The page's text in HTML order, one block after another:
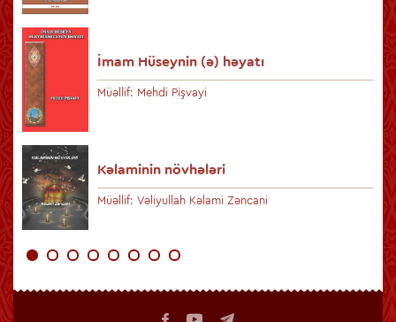
İmam Hüseynin (ə) həyatı
Müəllif: Mehdi Pişvayi
Kəlaminin növhələri
Müəllif: Vəliyullah Kəlami Zəncani